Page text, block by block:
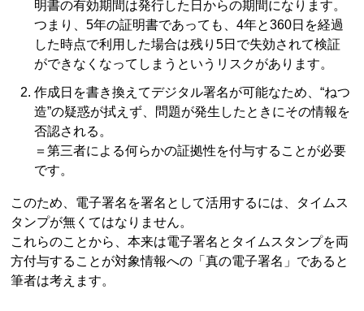
明書の有効期間は発行した日からの期間になります。
つまり、5年の証明書であっても、4年と360日を経過
した時点で利用した場合は残り5日で失効されて検証
ができなくなってしまうというリスクがあります。
作成日を書き換えてデジタル署名が可能なため、“ねつ
造”の疑惑が拭えず、問題が発生したときにその情報を
否認される。
＝第三者による何らかの証拠性を付与することが必要
です。
このため、電子署名を署名として活用するには、タイムス
タンプが無くてはなりません。
これらのことから、本来は電子署名とタイムスタンプを両
方付与することが対象情報への「真の電子署名」であると
筆者は考えます。